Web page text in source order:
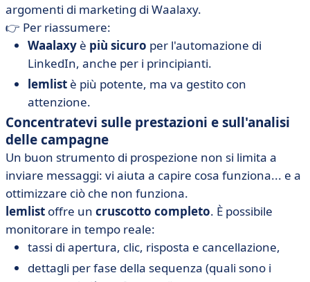
argomenti di marketing di Waalaxy.
👉 Per riassumere:
Waalaxy è più sicuro per l'automazione di
LinkedIn, anche per i principianti.
lemlist è più potente, ma va gestito con
attenzione.
Concentratevi sulle prestazioni e sull'analisi
delle campagne
Un buon strumento di prospezione non si limita a
inviare messaggi: vi aiuta a capire cosa funziona... e a
ottimizzare ciò che non funziona.
lemlist offre un cruscotto completo. È possibile
monitorare in tempo reale:
tassi di apertura, clic, risposta e cancellazione,
dettagli per fase della sequenza (quali sono i